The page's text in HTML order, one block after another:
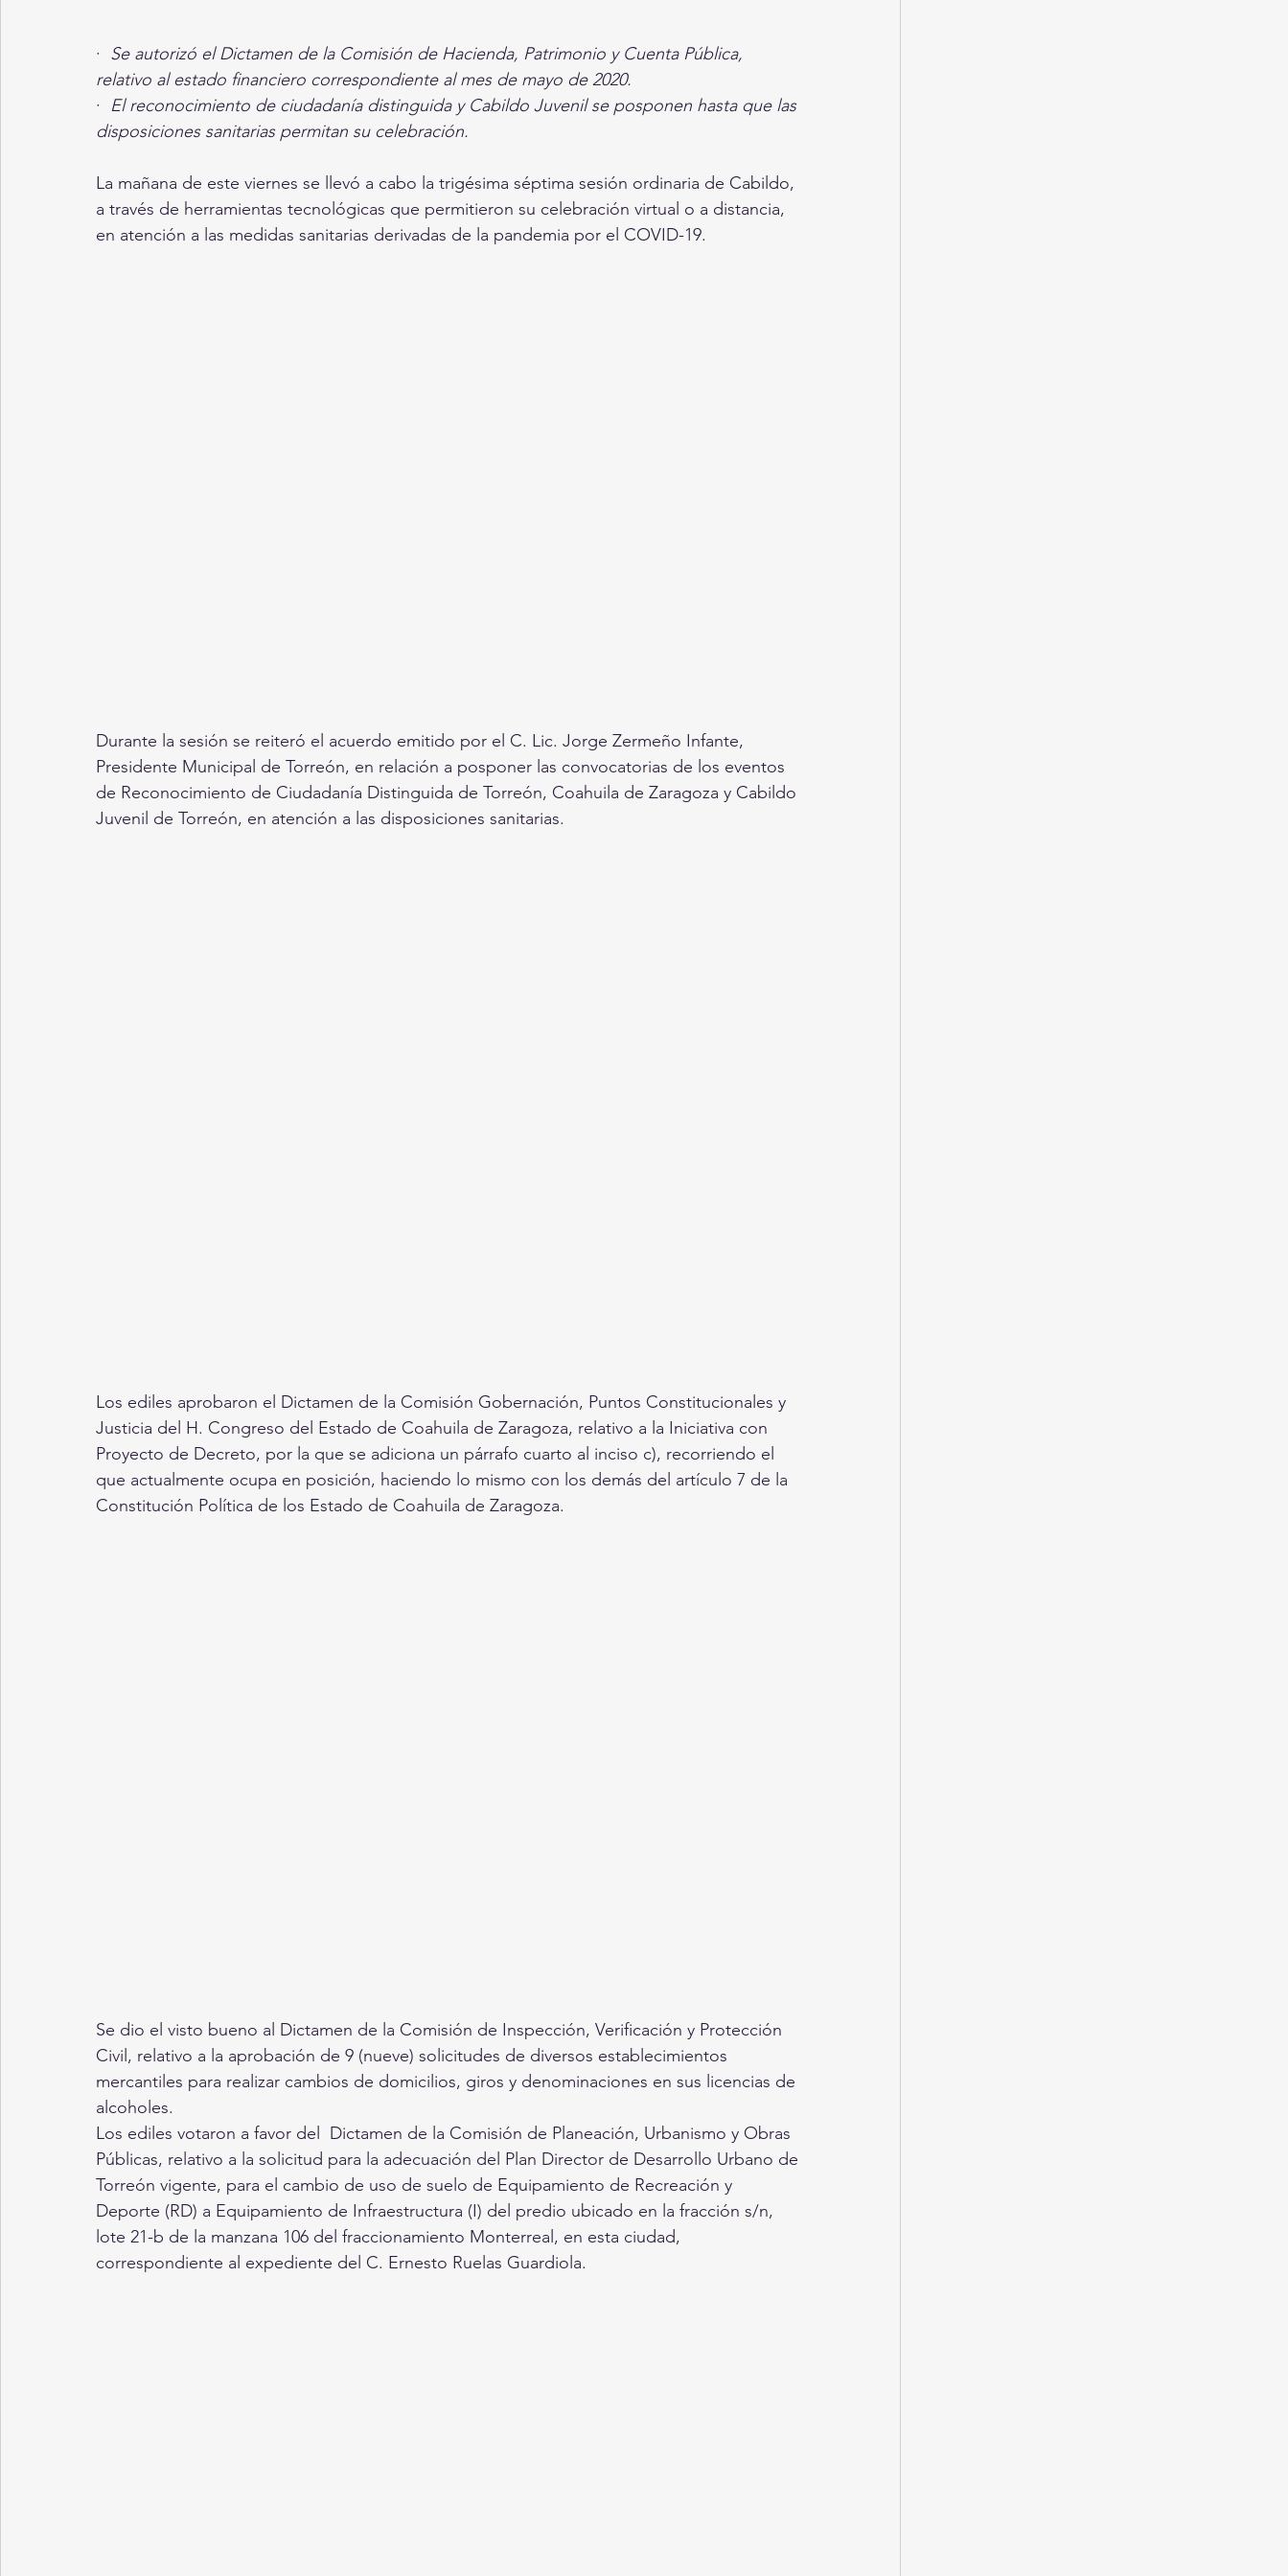
· Se autorizó el Dictamen de la Comisión de Hacienda, Patrimonio y Cuenta Pública,
relativo al estado financiero correspondiente al mes de mayo de 2020.
· El reconocimiento de ciudadanía distinguida y Cabildo Juvenil se posponen hasta que las
disposiciones sanitarias permitan su celebración.
La mañana de este viernes se llevó a cabo la trigésima séptima sesión ordinaria de Cabildo,
a través de herramientas tecnológicas que permitieron su celebración virtual o a distancia,
en atención a las medidas sanitarias derivadas de la pandemia por el COVID-19.
Durante la sesión se reiteró el acuerdo emitido por el C. Lic. Jorge Zermeño Infante,
Presidente Municipal de Torreón, en relación a posponer las convocatorias de los eventos
de Reconocimiento de Ciudadanía Distinguida de Torreón, Coahuila de Zaragoza y Cabildo
Juvenil de Torreón, en atención a las disposiciones sanitarias.
Los ediles aprobaron el Dictamen de la Comisión Gobernación, Puntos Constitucionales y
Justicia del H. Congreso del Estado de Coahuila de Zaragoza, relativo a la Iniciativa con
Proyecto de Decreto, por la que se adiciona un párrafo cuarto al inciso c), recorriendo el
que actualmente ocupa en posición, haciendo lo mismo con los demás del artículo 7 de la
Constitución Política de los Estado de Coahuila de Zaragoza.
Se dio el visto bueno al Dictamen de la Comisión de Inspección, Verificación y Protección
Civil, relativo a la aprobación de 9 (nueve) solicitudes de diversos establecimientos
mercantiles para realizar cambios de domicilios, giros y denominaciones en sus licencias de
alcoholes.
Los ediles votaron a favor del  Dictamen de la Comisión de Planeación, Urbanismo y Obras
Públicas, relativo a la solicitud para la adecuación del Plan Director de Desarrollo Urbano de
Torreón vigente, para el cambio de uso de suelo de Equipamiento de Recreación y
Deporte (RD) a Equipamiento de Infraestructura (I) del predio ubicado en la fracción s/n,
lote 21-b de la manzana 106 del fraccionamiento Monterreal, en esta ciudad,
correspondiente al expediente del C. Ernesto Ruelas Guardiola.